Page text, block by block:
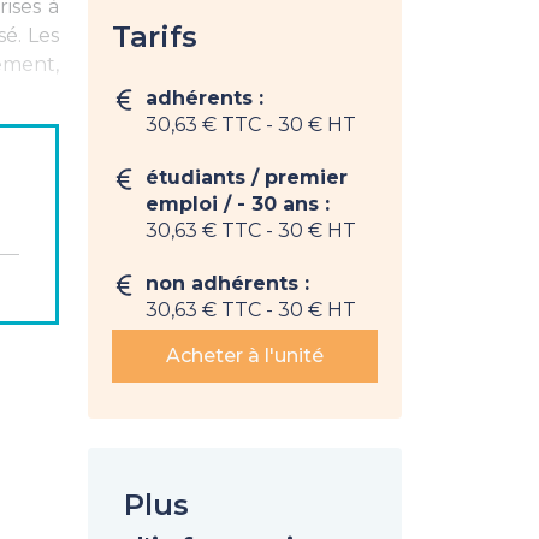
à
Les
Tarifs
adhérents :
30,63 € TTC - 30 € HT
étudiants / premier
emploi / - 30 ans :
30,63 € TTC - 30 € HT
non adhérents :
30,63 € TTC - 30 € HT
Acheter à l'unité
Plus